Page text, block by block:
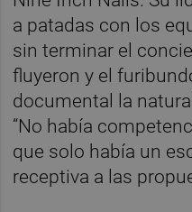
a patadas con los
sin terminar el
fluyeron y el
documental la
“No había
que solo había un
receptiva a las